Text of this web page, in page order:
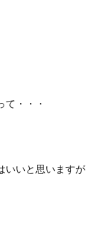
て・・・
いいと思いますが